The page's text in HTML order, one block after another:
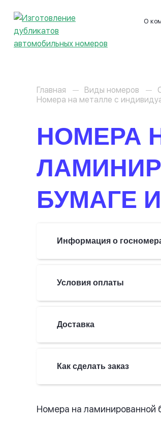
О
Главная Виды номеров
Номера на металле с
НОМЕРА
БУМАГЕ
Информация о
Условия оплаты
Доставка
Как сделать заказ
Номера на ламинированной